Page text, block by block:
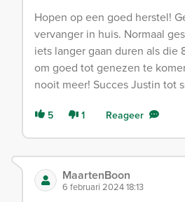
Hopen op een goed herstel!
vervanger in huis. Normaal
iets langer gaan duren als die
om goed tot genezen te
nooit meer! Succes Justin tot
5 1 Reageer
MaartenBoon
6 februari 2024 18:13